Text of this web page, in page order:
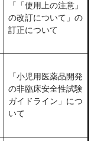
「「使用上の注意」
の改訂について」の
訂正について
「小児用医薬品開発
の非臨床安全性試験
ガイドライン」につ
いて